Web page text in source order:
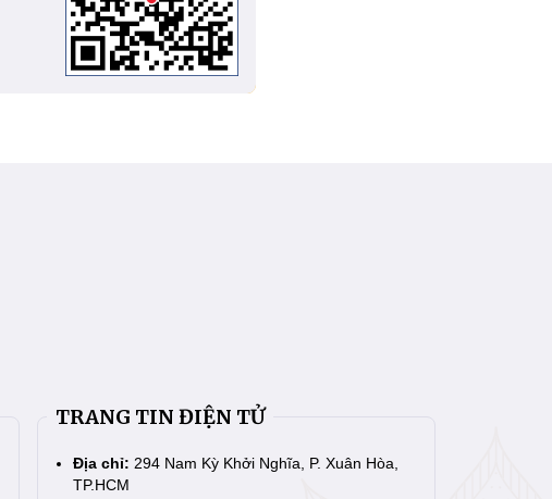
TRANG TIN ĐIỆN TỬ
Địa chỉ: 294 Nam Kỳ Khởi Nghĩa, P. Xuân Hòa,
TP.HCM